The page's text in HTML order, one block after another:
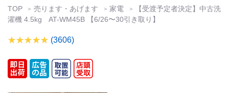
TOP 売ります・あげます 家電
【受渡予定者決定】中古洗
濯機 4.5kg AT-WM45B 【6/26〜30引き取り】
(3606)